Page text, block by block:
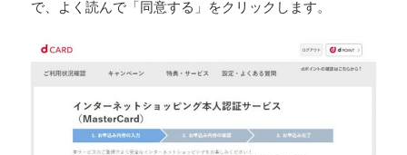
で、よく読んで「同意する」をクリックします。